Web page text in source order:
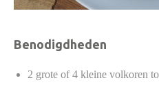
Benodigdheden
2 grote of 4 kleine volkoren